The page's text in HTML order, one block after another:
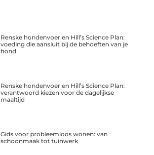
Renske hondenvoer en Hill’s Science Plan:
voeding die aansluit bij de behoeften van je
hond
Renske hondenvoer en Hill’s Science Plan:
verantwoord kiezen voor de dagelijkse
maaltijd
Gids voor probleemloos wonen: van
schoonmaak tot tuinwerk